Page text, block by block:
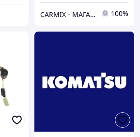
СARMIX - МАГАЗИН АВТОЗАПЧАСТЕЙ В НУР-СУЛТАНЕ (АСТАНА) 100%